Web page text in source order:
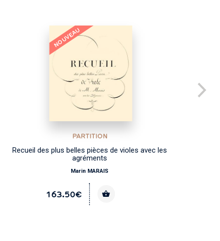
NOUVEAU
PARTITION
Recueil des plus belles pièces de violes avec les
agréments
Marin MARAIS
163.50€